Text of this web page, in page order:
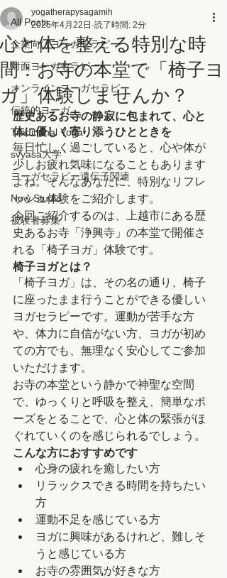
All Posts
企業向けヨーガセラピー
対面ヨーガセラピー
オンラインヨーガセラピー
伝統的ヨーガ
Traditional Yoga
svyasa大学
ヨーガセラピー遺伝子関連
Now Studio
被験者募集
心と体を整える特別な時
間：お寺の本堂で「椅子ヨ
ガ」体験しませんか？
yogatherapysagamih
2025年4月22日 読了時間: 2分
歴史あるお寺の静寂に包まれて、心と
体に優しく寄り添うひとときを
毎日忙しく過ごしていると、心や体が
少しお疲れ気味になることもあります
よね。そんなあなたに、特別なリフレ
ッシュ体験をご紹介します。
今回ご紹介するのは、上越市にある歴
史あるお寺「浄興寺」の本堂で開催さ
れる「椅子ヨガ」体験です。
椅子ヨガとは？
「椅子ヨガ」は、その名の通り、椅子
に座ったまま行うことができる優しい
ヨガセラピーです。運動が苦手な方
や、体力に自信がない方、ヨガが初め
ての方でも、無理なく安心してご参加
いただけます。
お寺の本堂という静かで神聖な空間
で、ゆっくりと呼吸を整え、簡単なポ
ーズをとることで、心と体の緊張がほ
ぐれていくのを感じられるでしょう。
こんな方におすすめです
心身の疲れを癒したい方
リラックスできる時間を持ちたい
方
運動不足を感じている方
ヨガに興味があるけれど、難しそ
うと感じている方
お寺の雰囲気が好きな方